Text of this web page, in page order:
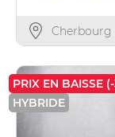
Cherbourg
PRIX EN BAISSE
HYBRIDE